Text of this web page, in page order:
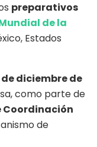
preparativos
de la
Estados
de diciembre de
como parte de
Coordinación
de